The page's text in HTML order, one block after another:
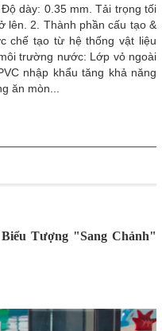
dày: 0.35 mm. Tải trọng tối
lên. 2. Thành phần cấu tạo &
chế tạo từ hệ thống vật liệu
trường nước: Lớp vỏ ngoài
nhập khẩu tăng khả năng
ăn mòn...
Tượng "Sang Chảnh"